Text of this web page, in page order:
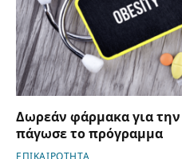
Δωρεάν φάρμακα για την
πάγωσε το πρόγραμμα
ΕΠΙΚΑΙΡΟΤΗΤΑ